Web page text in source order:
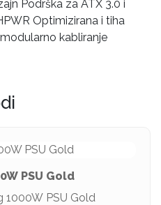
Podrška za ATX 3.0 i
Optimizirana i tiha
kabliranje
PSU Gold
1000W PSU Gold